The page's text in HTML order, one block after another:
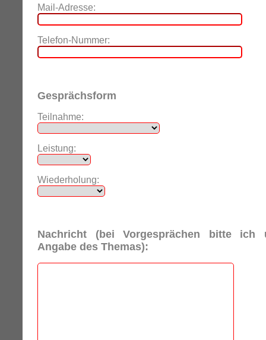
Mail-Adresse:
Telefon-Nummer:
Gesprächsform
Teilnahme:
Leistung:
Wiederholung:
Nachricht (bei Vorgesprächen bitte ich
Angabe des Themas):